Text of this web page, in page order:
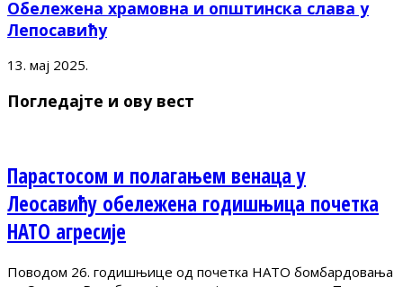
Обележена храмовна и општинска слава у
Лепосавићу
13. мај 2025.
Погледајте и ову вест
Парастосом и полагањем венаца у
Леосавићу обележена годишњица почетка
НАТО агресије
Поводом 26. годишњице од почетка НАТО бомбардовања